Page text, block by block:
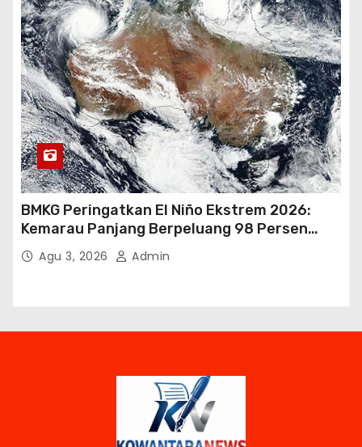
BMKG Peringatkan El Niño Ekstrem 2026:
Kemarau Panjang Berpeluang 98 Persen
hingga Awal 2027
Agu 3, 2026 Admin